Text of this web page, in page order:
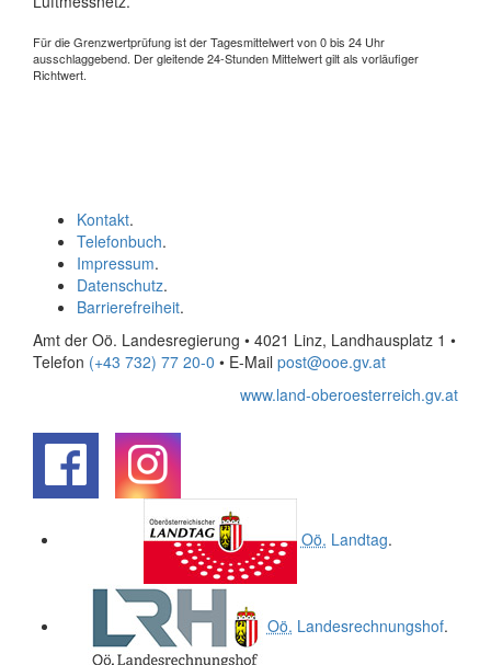
Für die Grenzwertprüfung ist der Tagesmittelwert von 0 bis 24 Uhr
ausschlaggebend. Der gleitende 24-Stunden Mittelwert gilt als vorläufiger
Richtwert.
Kontakt.
Telefonbuch.
Impressum.
Datenschutz.
Barrierefreiheit.
Amt der Oö. Landesregierung • 4021 Linz, Landhausplatz 1 •
Telefon (+43 732) 77 20-0 • E-Mail post@ooe.gv.at
www.land-oberoesterreich.gv.at
Oö. Landtag.
Oö. Landesrechnungshof.